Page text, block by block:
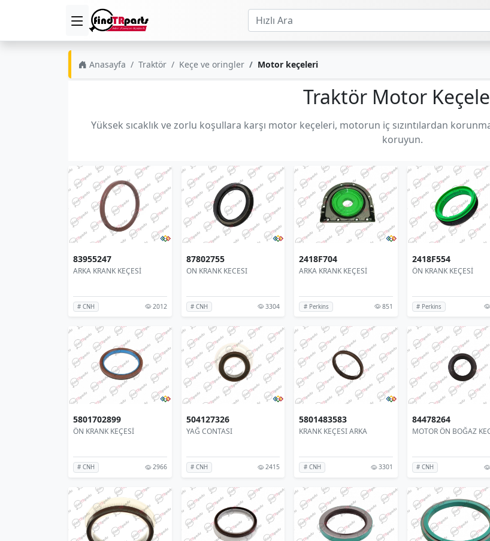
Anasayfa Traktör Keçe ve oringler Motor keçeleri
Traktör Motor
Yüksek sıcaklık ve zorlu koşullara karşı motor keçeleri, motorun iç sızıntılardan
koruyun.
83955247
ARKA KRANK KEÇESİ
# CNH 2012
87802755
ON KRANK KECESI
# CNH 3304
2418F704
ARKA KRANK KEÇESİ
# Perkins 851
2418F554
ÖN KRANK KEÇESİ
# Perkins
5801702899
ÖN KRANK KEÇESİ
# CNH 2966
504127326
YAĞ CONTASI
# CNH 2415
5801483583
KRANK KEÇESI ARKA
# CNH 3301
84478264
MOTOR ÖN BOĞAZ
# CNH